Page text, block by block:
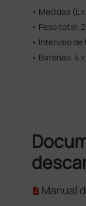
• Medidas (L
• Peso total:
• Intervalo de
• Baterías: 4
Manual